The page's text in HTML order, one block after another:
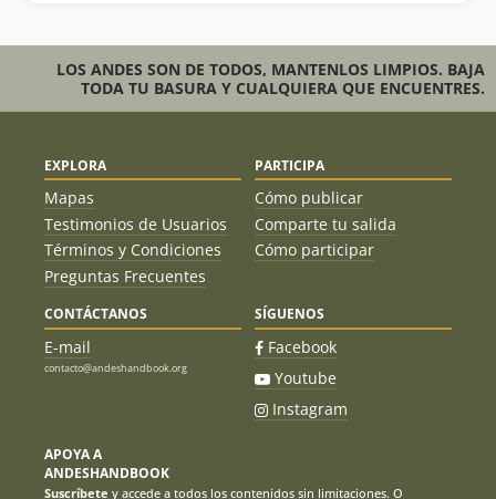
LOS ANDES SON DE TODOS, MANTENLOS LIMPIOS. BAJA
TODA TU BASURA Y CUALQUIERA QUE ENCUENTRES.
EXPLORA
Mapas
Testimonios de Usuarios
Términos y Condiciones
Preguntas Frecuentes
PARTICIPA
Cómo publicar
Comparte tu salida
Cómo participar
CONTÁCTANOS
E-mail
contacto@andeshandbook.org
SÍGUENOS
Facebook
Youtube
Instagram
APOYA A
ANDESHANDBOOK
Suscríbete y accede a todos los contenidos sin limitaciones. O